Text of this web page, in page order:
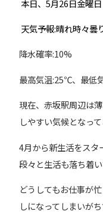
本日、5月26日金曜日
天気予報:晴れ時々曇
降水確率:10%
最高気温:25℃、最低
現在、赤坂駅周辺は
しやすい気候となって
4月から新生活をスタ
段々と生活も落ち着
どうしてもお仕事が
しになってしまいがち